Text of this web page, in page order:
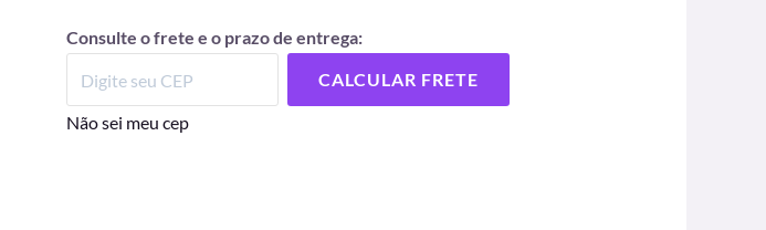
Consulte o frete e o prazo de entrega:
CALCULAR FRETE
Não sei meu cep